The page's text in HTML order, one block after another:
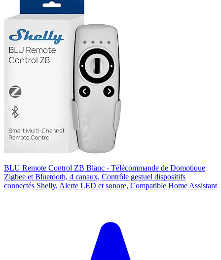
BLU Remote Control ZB Blanc - Télécommande de Domotique
Zigbee et Bluetooth, 4 canaux, Contrôle gestuel dispositifs
connectés Shelly, Alerte LED et sonore, Compatible Home Assistant